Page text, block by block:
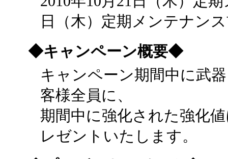
日（木）定期メンテナン
◆キャンペーン概要◆
キャンペーン期間中に武
客様全員に、
期間中に強化された強化
レゼントいたします。